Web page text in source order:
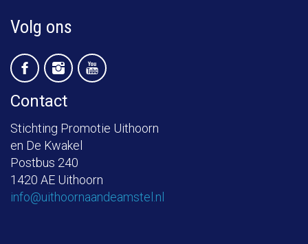
Volg ons
Contact
Stichting Promotie Uithoorn
en De Kwakel
Postbus 240
1420 AE Uithoorn
info@uithoornaandeamstel.nl